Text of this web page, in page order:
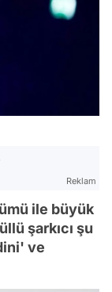
Reklam
ile büyük
şarkıcı şu
ve